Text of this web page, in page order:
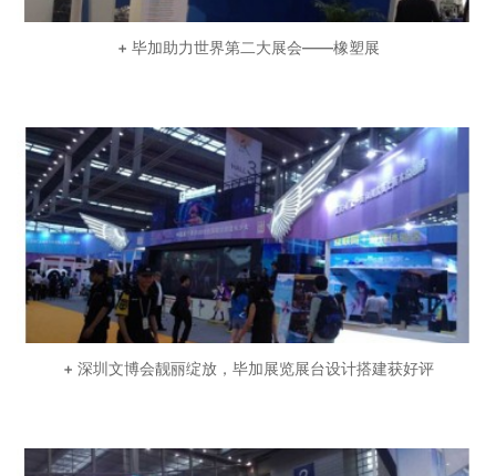
+ 毕加助力世界第二大展会——橡塑展
+ 深圳文博会靓丽绽放，毕加展览展台设计搭建获好评